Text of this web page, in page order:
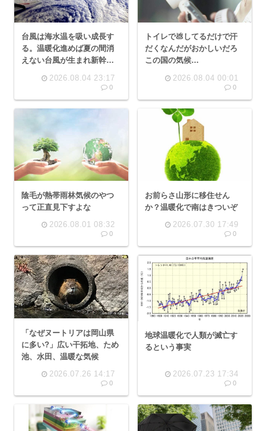
台風は海水温を吸い成長す
る。温暖化進めば夏の間消
えない台風が生まれ新幹線
2026.08.04 23:17
0
トイレで💩してるだけで汗
だくなんだがおかしいだろ
この国の気候…
2026.08.04 00:01
0
陰毛が熱帯雨林気候のやつ
って正直見下すよな
2026.08.01 08:32
0
お前らさ山形に移住せん
か？温暖化で南はきついぞ
2026.07.30 17:49
0
「なぜヌートリアは岡山県
に多い?」広い干拓地、ため
池、水田、温暖な気候
2026.07.26 14:17
0
地球温暖化で人類が滅亡す
るという事実
2026.07.23 17:34
0